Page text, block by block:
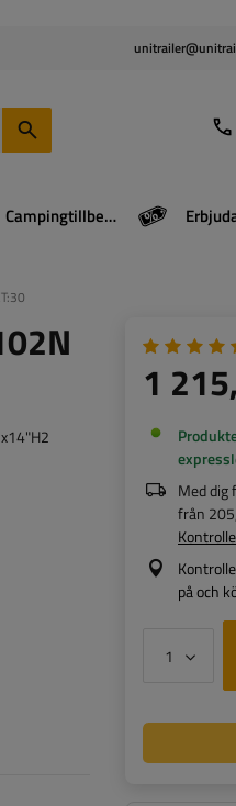
Campingtillbehör
1
Med dig
från
på och